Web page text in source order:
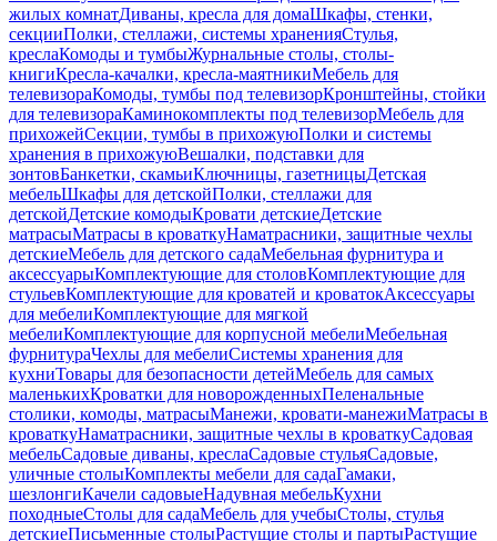
жилых комнатДиваны, кресла для домаШкафы, стенки,
секцииПолки, стеллажи, системы храненияСтулья,
креслаКомоды и тумбыЖурнальные столы, столы-
книгиКресла-качалки, кресла-маятникиМебель для
телевизораКомоды, тумбы под телевизорКронштейны, стойки
для телевизораКаминокомплекты под телевизорМебель для
прихожейСекции, тумбы в прихожуюПолки и системы
хранения в прихожуюВешалки, подставки для
зонтовБанкетки, скамьиКлючницы, газетницыДетская
мебельШкафы для детскойПолки, стеллажи для
детскойДетские комодыКровати детскиеДетские
матрасыМатрасы в кроваткуНаматрасники, защитные чехлы
детскиеМебель для детского садаМебельная фурнитура и
аксессуарыКомплектующие для столовКомплектующие для
стульевКомплектующие для кроватей и кроватокАксессуары
для мебелиКомплектующие для мягкой
мебелиКомплектующие для корпусной мебелиМебельная
фурнитураЧехлы для мебелиСистемы хранения для
кухниТовары для безопасности детейМебель для самых
маленькихКроватки для новорожденныхПеленальные
столики, комоды, матрасыМанежи, кровати-манежиМатрасы в
кроваткуНаматрасники, защитные чехлы в кроваткуСадовая
мебельСадовые диваны, креслаСадовые стульяСадовые,
уличные столыКомплекты мебели для садаГамаки,
шезлонгиКачели садовыеНадувная мебельКухни
походныеСтолы для садаМебель для учебыСтолы, стулья
детскиеПисьменные столыРастущие столы и партыРастущие